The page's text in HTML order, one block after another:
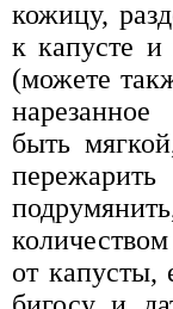
кожицу,
к капусте
(можете
быть
от капусты,